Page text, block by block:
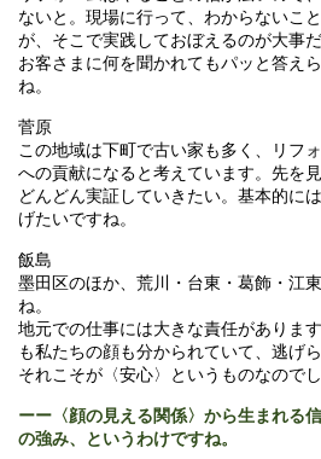
ないと。現場に行って、わからないこ
が、そこで実践しておぼえるのが大事
お客さまに何を聞かれてもパッと答え
ね。
菅原
この地域は下町で古い家も多く、リフ
への貢献になると考えています。先を
どんどん実証していきたい。基本的に
げたいですね。
飯島
墨田区のほか、荒川・台東・葛飾・江
ね。
地元での仕事には大きな責任がありま
も私たちの顔も分かられていて、逃げ
それこそが〈安心〉というものなのでし
ーー〈顔の見える関係〉から生まれる
の強み、というわけですね。